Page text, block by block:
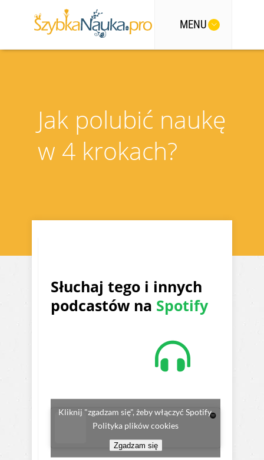
MENU
Jak polubić naukę
w 4 krokach?
Słuchaj tego i innych
podcastów na Spotify
Kliknij "zgadzam się", żeby włączyć Spotify
Polityka plików cookies
Zgadzam się